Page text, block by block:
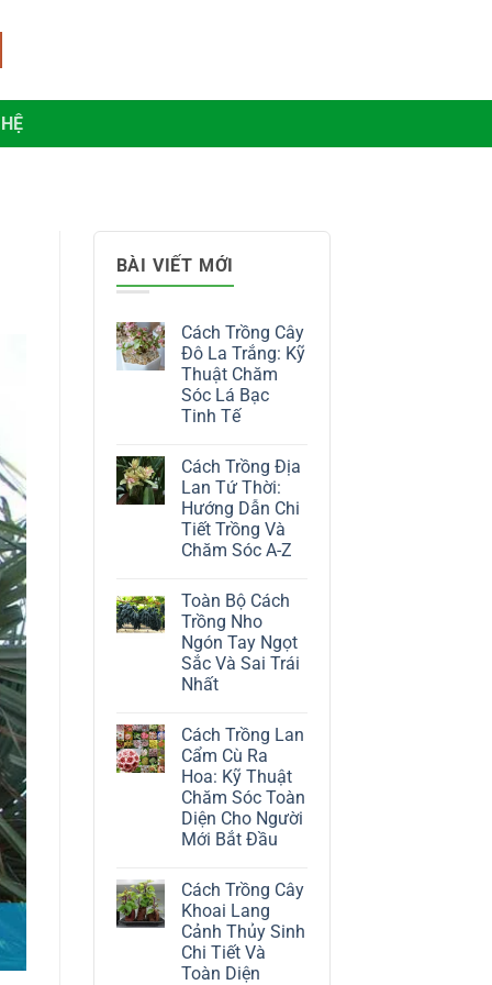
BÀI VIẾT MỚI
Cách Trồng Cây
Đô La Trắng: Kỹ
Thuật Chăm
Sóc Lá Bạc
Tinh Tế
bình
luận
ở
Cách
Trồng
Cây
Đô
Kỹ
Thuật
Chăm
Sóc
Lá
Bạc
Tinh
Cách Trồng Địa
Lan Tứ Thời:
Hướng Dẫn Chi
Tiết Trồng Và
Chăm Sóc A-Z
bình
luận
Cách
Trồng
Địa
Lan
Hướng
Dẫn
Chi
Tiết
Trồng
Và
Chăm
Sóc
A-
Toàn Bộ Cách
Trồng Nho
Ngón Tay Ngọt
Sắc Và Sai Trái
Nhất
bình
luận
ở
Toàn
Bộ
Cách
Trồng
Nho
Ngón
Sắc
Và
Sai
Trái
Nhất
Cách Trồng Lan
Cẩm Cù Ra
Hoa: Kỹ Thuật
Chăm Sóc Toàn
Diện Cho Người
Mới Bắt Đầu
bình
luận
ở
Cách
Trồng
Lan
Cẩm
Cách Trồng Cây
Khoai Lang
Cảnh Thủy Sinh
Chi Tiết Và
Toàn Diện